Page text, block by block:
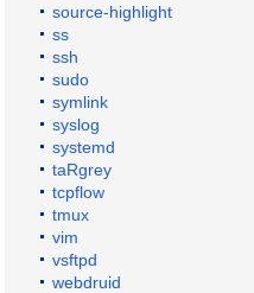
source-highlight
ss
ssh
sudo
symlink
syslog
systemd
taRgrey
tcpflow
tmux
vim
vsftpd
webdruid